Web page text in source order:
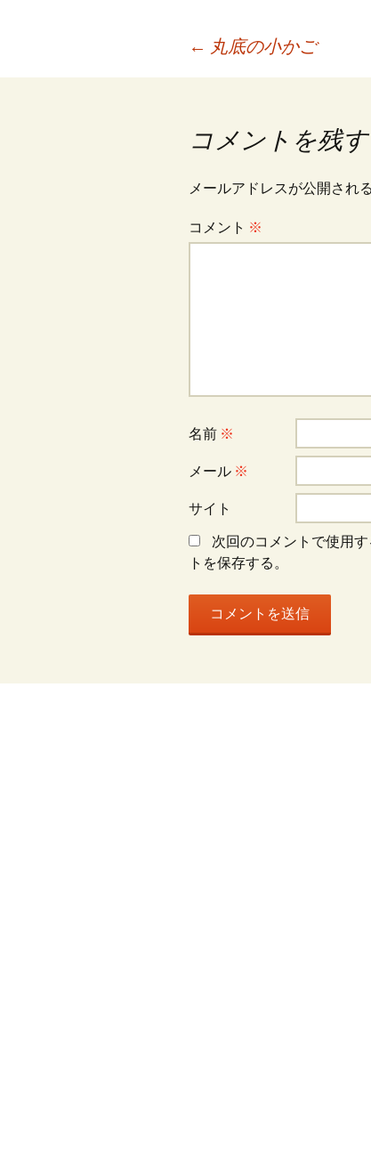
o
o
k
l
← 丸底の小かご
コメントを残す
メールアドレスが公開され
コメント ※
名前 ※
メール ※
サイト
次回のコメントで使用
トを保存する。